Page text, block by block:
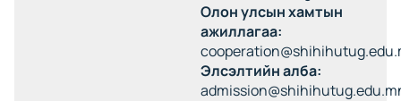
Олон улсын хамтын
ажиллагаа:
Элсэлтийн алба: